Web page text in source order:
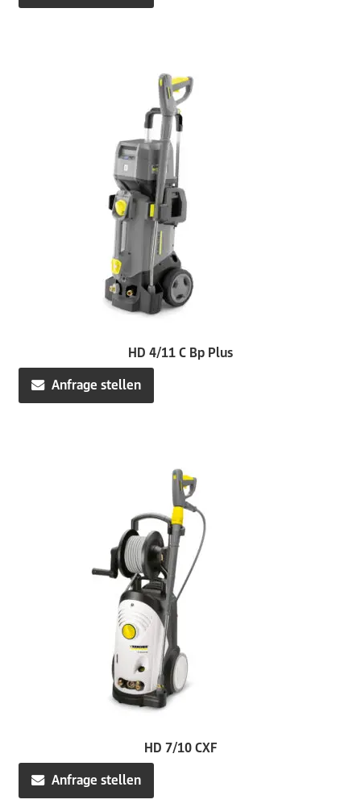
HD 4/11 C Bp Plus
Anfrage stellen
HD 7/10 CXF
Anfrage stellen